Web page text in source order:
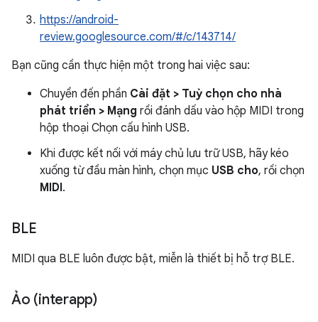
https://android-
review.googlesource.com/#/c/143714/
Bạn cũng cần thực hiện một trong hai việc sau:
Chuyển đến phần Cài đặt > Tuỳ chọn cho nhà
phát triển > Mạng rồi đánh dấu vào hộp MIDI trong
hộp thoại Chọn cấu hình USB.
Khi được kết nối với máy chủ lưu trữ USB, hãy kéo
xuống từ đầu màn hình, chọn mục USB cho, rồi chọn
MIDI.
BLE
MIDI qua BLE luôn được bật, miễn là thiết bị hỗ trợ BLE.
Ảo (interapp)